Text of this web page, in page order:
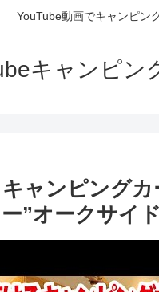
YouTube動画でキャンピン
キャンピン
キャンピング
”オークサイ